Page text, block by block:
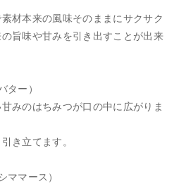
材本来の風味そのままにサクサク
旨味や甘みを引き出すことが出来
ター）
みのはちみつが口の中に広がりま
き立てます。
ママース）